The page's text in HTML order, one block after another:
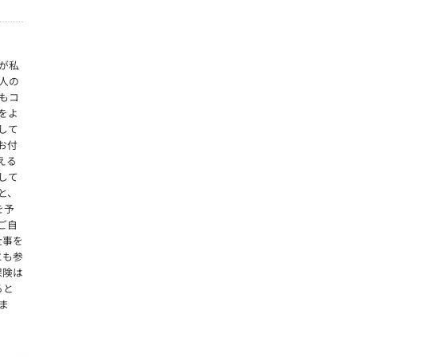
私
の
コ
よ
て
付
る
て
予
自
を
参
は